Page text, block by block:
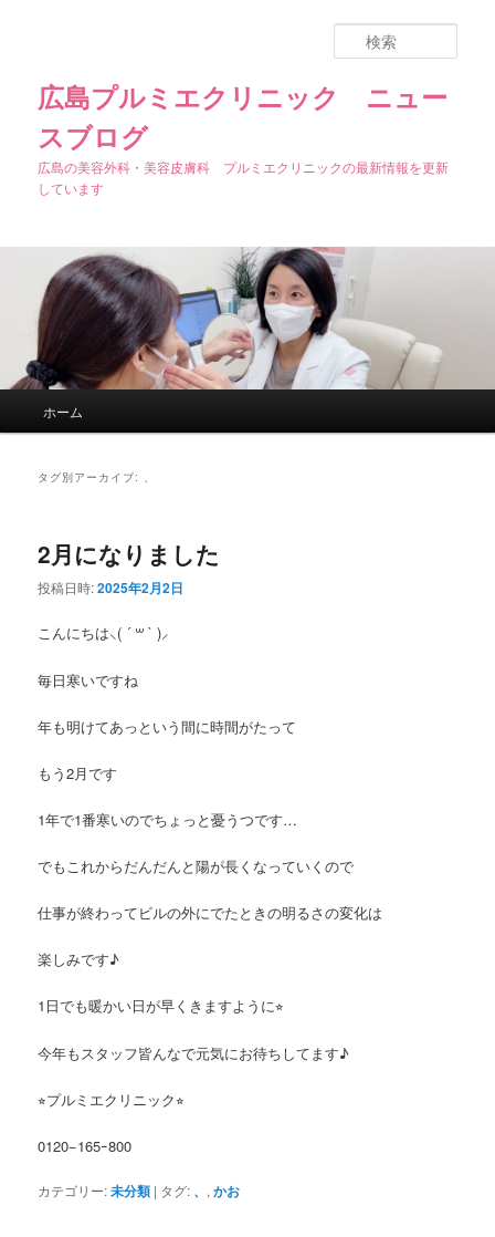
広島プルミエクリニック ニュー
スブログ
広島の美容外科・美容皮膚科 プルミエクリニックの最新情報を更新
しています
索
メインコンテンツへ移動
サブコンテンツへ移動
ホーム
タグ別アーカイブ: 、
2月になりました
投稿日時:2025年2月2日
こんにちは⸜( ´ ꒳ ` )⸝
毎日寒いですね
年も明けてあっという間に時間がたって
もう2月です
1年で1番寒いのでちょっと憂うつです…
でもこれからだんだんと陽が長くなっていくので
仕事が終わってビルの外にでたときの明るさの変化は
楽しみです♪
1日でも暖かい日が早くきますように⭐︎
今年もスタッフ皆んなで元気にお待ちしてます♪
⭐︎プルミエクリニック⭐︎
0120−165ｰ800
カテゴリー:未分類 | タグ: 、 ,かお